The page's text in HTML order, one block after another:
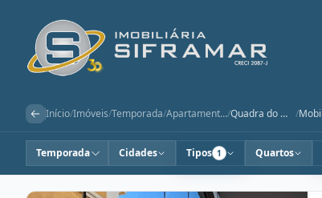
Início/Imóveis/Temporada/ Apartamentos/ Quadra do Mar /
Temporada Cidades Tipos 1 Quartos